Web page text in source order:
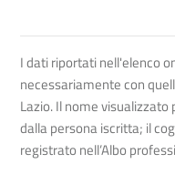
I dati riportati nell'elenco
necessariamente con
Lazio. Il nome
dalla persona iscritta; il
registrato nell’Albo